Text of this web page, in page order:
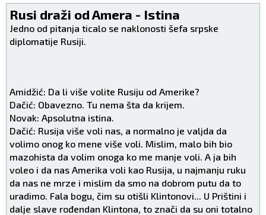
Rusi draži od Amera - Istina
Jedno od pitanja ticalo se naklonosti šefa srpske
diplomatije Rusiji.
Amidžić: Da li više volite Rusiju od Amerike?
Dačić: Obavezno. Tu nema šta da krijem.
Novak: Apsolutna istina.
Dačić: Rusija više voli nas, a normalno je valjda da
volimo onog ko mene više voli. Mislim, malo bih bio
mazohista da volim onoga ko me manje voli. A ja bih
voleo i da nas Amerika voli kao Rusija, u najmanju ruku
da nas ne mrze i mislim da smo na dobrom putu da to
uradimo. Fala bogu, čim su otišli Klintonovi... U Prištini i
dalje slave rođendan Klintona, to znači da su oni totalno